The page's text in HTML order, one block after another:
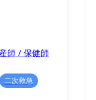
師 / 保健師
二次救急